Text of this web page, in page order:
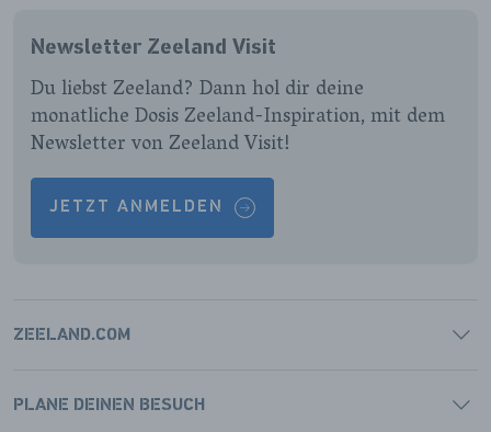
PAGINAPAGINAPAGINAPAGINA
Newsletter Zeeland Visit
Du liebst Zeeland? Dann hol dir deine
monatliche Dosis Zeeland-Inspiration, mit dem
Newsletter von Zeeland Visit!
JETZT ANMELDEN
ZEELAND.COM
PLANE DEINEN BESUCH